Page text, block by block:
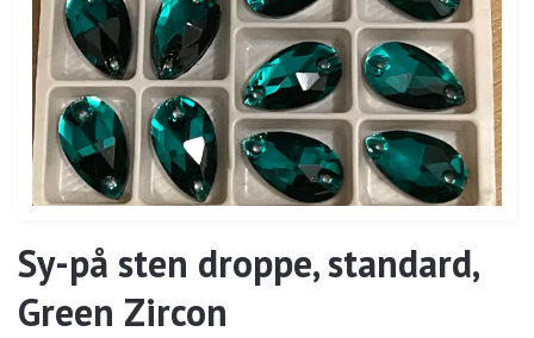
Sy-på sten droppe, standard,
Green Zircon